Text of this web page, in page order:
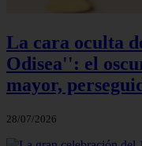
La cara oculta
Odisea'': el
mayor,
28/07/2026